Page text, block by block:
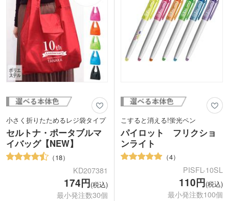
小さく折りたためるレジ袋タイプ
セルトナ・ポータブルマ
イバッグ【NEW】
18
KD207381
174円(税込)
最小発注数30個
こすると消える!蛍光ペン
パイロット フリクショ
ンライト
4
PISFL-10SL
110円(税込)
最小発注数100個